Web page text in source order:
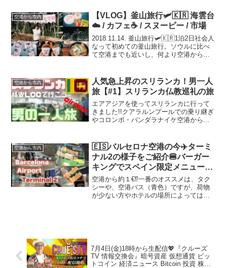
ト(豆花)2...
空港から市内
【VLOG】釜山旅行🛩🇰🇷 海雲台
☁️ / カフェ☕️ / スヌーピー / 市場
2018.11.14. 釜山旅行🛩🇰🇷1泊2日社会人
なって初めての釜山旅行。ソウルに比べ
て空港までも近いし、何より空港から市
いして…Healingいっぱいできました🍀
空港から市内
人気急上昇のスリランカ！男一人
旅【#1】スリランカ仏教巡礼の旅
エアアジアを使ってスリランカに行って
きました!!クアラルンプールでの乗り継ぎ
やコロンボ・バンダラナイケ空港から市
行」電気もガスも水道も無い、人里離れ
た瞑想センターに約1...
空港から市内
🇪🇸バルセロナ空港の今✈️ターミ
ナル2の様子をご紹介🍔バーガー
キングでスペイン限定メニュー
バルセロナ空港から市内へレンフ
ェ（電車）で格安で行く方法❗️空
港バスのチケット購入方法🎫スペ
空港から約１€⁉️一番のオススメは、タク
シーや、空港バス（青色）ですが、荷物
が少ない方やホテルの場所によっては、
7月4日(金)18時から生配信💖『クルーズ
TV 情報交換会』暗号資産 仮想通貨 ビッ
トコイン 経済ニュース Bitcoin 投資 株式